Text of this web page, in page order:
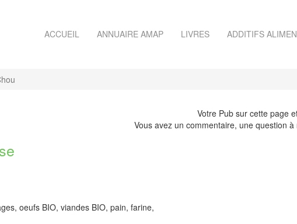
ACCUEIL ANNUAIRE AMAP LIVRES ADDITIFS
Votre Pub sur cette page
Vous avez un commentaire, une question à
oeufs BIO, viandes BIO, pain, farine,